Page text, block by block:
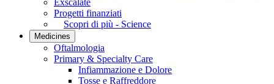
Exscalate
Progetti finanziati
Scopri di più - Science
Medicines
Oftalmologia
Primary & Specialty Care
Infiammazione e Dolore
Tosse e Raffreddore